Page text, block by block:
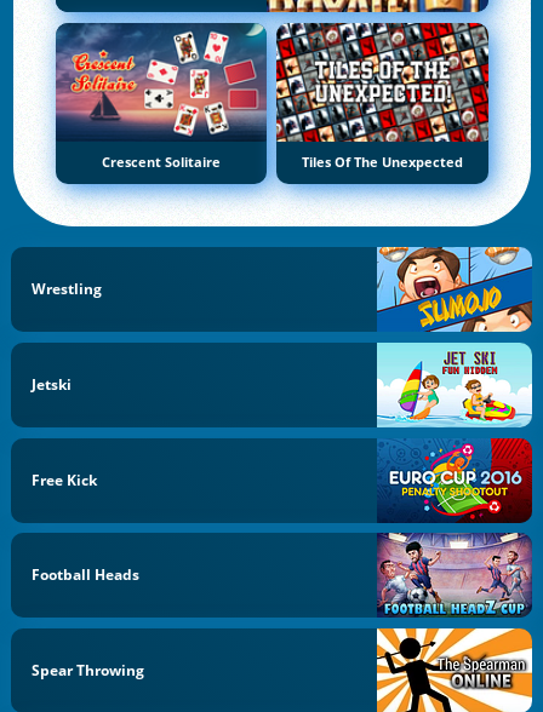
Crescent Solitaire Tiles Of The Unexpected
Wrestling
Jetski
Free Kick
Football Heads
Spear Throwing